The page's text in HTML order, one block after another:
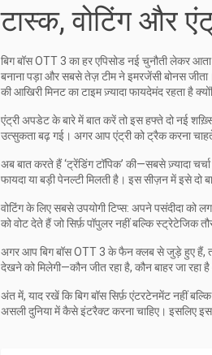
टास्क, वोटिंग और
बिग बॉस OTT 3 का हर एपिसोड नई चुनौती लेकर आता
बनाना पड़ा और सबसे तेज़ टीम ने इमरजेंसी बोनस
की आखिरी मिनट का टाइम ज़्यादा फायदेमंद रहता है
एंट्री अपडेट के बारे में बात करें तो इस हफ्ते दो नई
उत्सुकता बढ़ गई। अगर आप एंट्री को ट्रैक करना
अब बात करते हैं ‘ट्रेंडिंग टॉपिक’ की—सबसे ज़्यादा
फायदा या बड़ी पेनल्टी मिलती है। इस सीज़न में इसे दो
वोटिंग के लिए सबसे उपयोगी टिप्स: अपने पसंदीदा को
को वोट देते हैं जो सिर्फ़ पॉपुलर नहीं बल्कि स्ट्रेटेजिक
अगर आप बिग बॉस OTT 3 के फैन क्लब से जुड़े हुए हैं,
देखने को मिलेगी—कौन जीत रहा है, कौन बाहर जा रहा
अंत में, याद रखें कि बिग बॉस सिर्फ़ एंटरटेनमेंट नहीं
असली दुनिया में कैसे इंटरैक्ट करना चाहिए। इसलिए